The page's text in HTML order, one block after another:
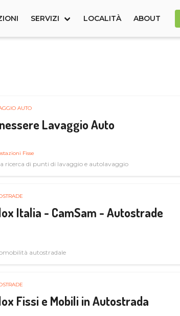
SERVIZI LOCALITÀ ABOUT
AUTO
Lavaggio Auto
Fisse
ricerca di punti di lavaggio e autolavaggio
Italia - CamSam - Autostrade
autostradale
Fissi e Mobili in Autostrada